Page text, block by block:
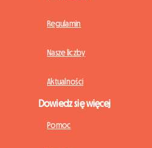
Regulamin
Nasze liczby
Aktualności
Dowiedz się więcej
Pomoc